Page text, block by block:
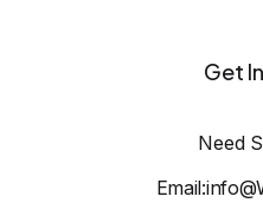
Get
Need